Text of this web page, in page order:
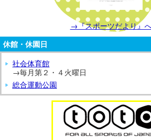
→『スポーツだより』
休館・休園日
社会体育館
→毎月第２・４火曜日
総合運動公園